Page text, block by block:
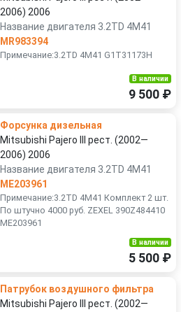
2006) 2006
Название двигателя 3.2TD 4M41
MR983394
Примечание:3.2TD 4M41 G1T31173H
В наличии
9 500 ₽
Форсунка дизельная
Mitsubishi Pajero III рест. (2002—
2006) 2006
Название двигателя 3.2TD 4M41
ME203961
Примечание:3.2TD 4M41 Комплект 2 шт.
По штучно 4000 руб. ZEXEL 390Z484410
ME203961
В наличии
5 500 ₽
Патрубок воздушного фильтра
Mitsubishi Pajero III рест. (2002—